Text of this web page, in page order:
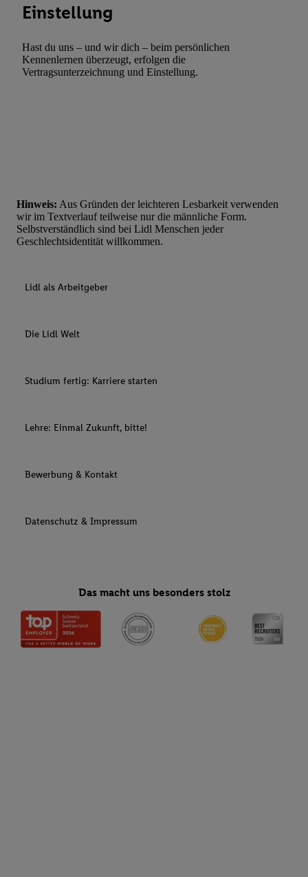
Einstellung
Hast du uns – und wir dich – beim persönlichen
Kennenlernen überzeugt, erfolgen die
Vertragsunterzeichnung und Einstellung.
Hinweis: Aus Gründen der leichteren Lesbarkeit verwenden
wir im Textverlauf teilweise nur die männliche Form.
Selbstverständlich sind bei Lidl Menschen jeder
Geschlechtsidentität willkommen.
Lidl als Arbeitgeber
Die Lidl Welt
Studium fertig: Karriere starten
Lehre: Einmal Zukunft, bitte!
Bewerbung & Kontakt
Datenschutz & Impressum
Das macht uns besonders stolz